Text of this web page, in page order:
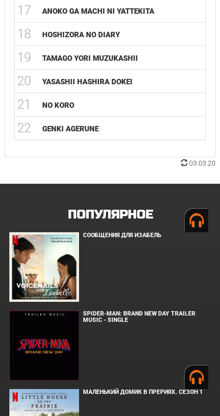
17 ANOKO GA MACHI NI YATTEKITA
18 HOSHIZORA NO DIARY
19 TAMAGO YORI MUZUKASHII
20 YASASHII HASHIRA DOKEI
21 NO KORO
22 GENKI AGERUNE
03.03.20
ПОПУЛЯРНОЕ
СООБЩЕНИЯ ДЛЯ ИЗАБЕЛЬ
SPIDER-MAN: BRAND NEW DAY TRAILER
MUSIC - SINGLE
МАЛЕНЬКИЙ ДОМИК В ПРЕРИЯХ. СЕЗОН 1